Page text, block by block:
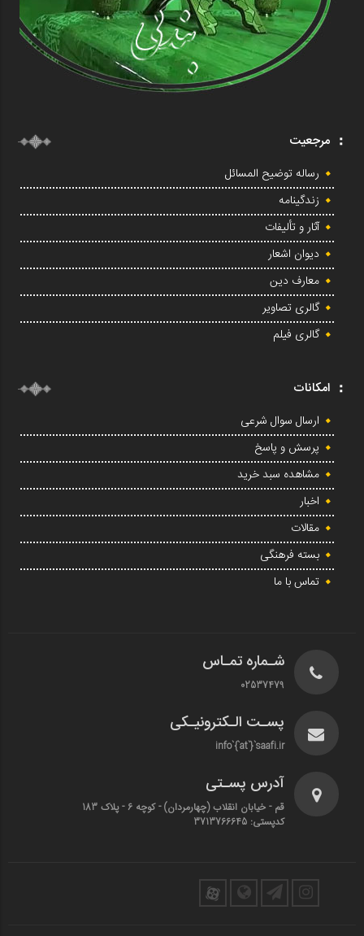
مرجعیت
رساله توضیح المسائل
زندگینامه
آثار و تألیفات
دیوان اشعار
معارف دین
گالری تصاویر
گالری فیلم
امکانات
ارسال سوال شرعی
پرسش و پاسخ
مشاهده سبد خرید
اخبار
مقالات
بسته فرهنگی
تماس با ما
شـماره تمـاس
02537479
پسـت الـکترونیـکی
info`{`at`}`saafi.ir
آدرس پسـتی
قم - خیابان انقلاب (چهارمردان)‌ - کوچه 6 - پلاک 183
کدپستی: 3713766645